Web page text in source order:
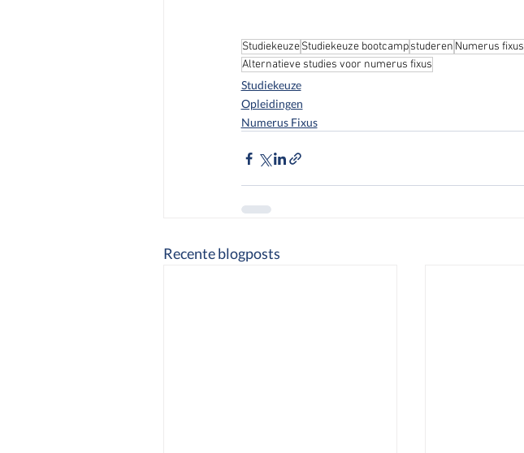
Studiekeuze Studiekeuze bootcamp studeren Numerus fixus
Alternatieve studies voor numerus fixus
Studiekeuze
Opleidingen
Numerus Fixus
Recente blogposts